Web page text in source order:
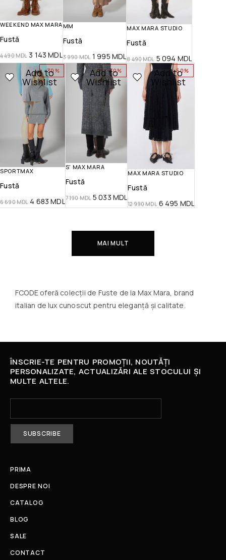
WEEKEND MAX MARA
Fustă
4 490MDL 3 143MDL
MM
Fustă
3 990MDL 1 995 MDL
MAX MARA STUDIO
Fustă
8 490MDL 5 094 MDL
-30%
Add to
Wishlist
SPORTMAX
Fustă
6 690MDL 4 683MDL
-30%
Add to
Wishlist
S' MAX MARA
Fustă
7 190MDL 5 033 MDL
-50%
Add to
Wishlist
MAX MARA STUDIO
Fustă
12 990MDL 6 495 MDL
MAI MULT
FCODE oferă colecții de Fuste de la Max Mara, brand
italian de lux cunoscut pentru eleganță și calitate.
ÎNSCRIE-TE PENTRU PROMOȚII, NOUTĂȚI
PERSONALIZATE, ACTUALIZĂRI ALE STOCULUI ȘI
MULTE ALTELE.
PRIMA
DESPRE NOI
CATALOG
BLOG
SALE
CONTACT